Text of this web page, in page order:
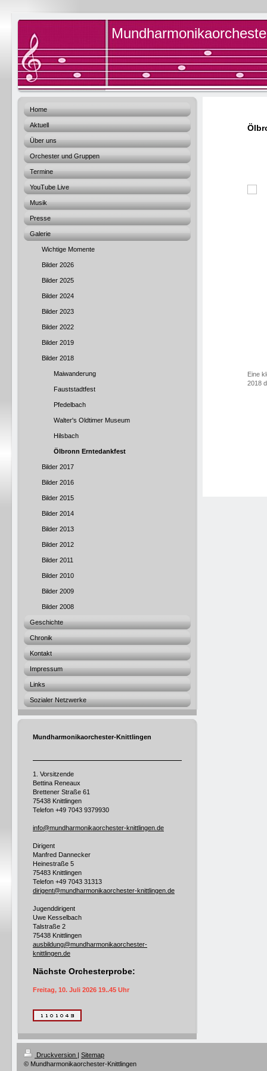
Home
Aktuell
Über uns
Orchester und Gruppen
Termine
YouTube Live
Musik
Presse
Galerie
Wichtige Momente
Bilder 2026
Bilder 2025
Bilder 2024
Bilder 2023
Bilder 2022
Bilder 2019
Bilder 2018
Maiwanderung
Fauststadtfest
Pfedelbach
Walter's Oldtimer Museum
Hilsbach
Ölbronn Erntedankfest
Bilder 2017
Bilder 2016
Bilder 2015
Bilder 2014
Bilder 2013
Bilder 2012
Bilder 2011
Bilder 2010
Bilder 2009
Bilder 2008
Geschichte
Chronik
Kontakt
Impressum
Links
Sozialer Netzwerke
Mundharmonikaorchester-Knittlingen
1. Vorsitzende
Bettina Reneaux
Brettener Straße 61
75438 Knittlingen
Telefon +49 7043 9379930
info@mundharmonikaorchester-knittlingen.de
Dirigent
Manfred Dannecker
Heinestraße 5
75483 Knittlingen
Telefon +49 7043 31313
dirigent@mundharmonikaorchester-knittlingen.de
Jugenddirigent
Uwe Kesselbach
Talstraße 2
75438 Knittlingen
ausbildung@mundharmonikaorchester-
knittlingen.de
Nächste Orchesterprobe:
Freitag, 10. Juli 2026 19..45 Uhr
Eine
2018
Druckversion | Sitemap
© Mundharmonikaorchester-Knittlingen